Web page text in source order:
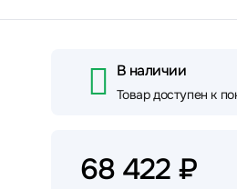
В наличии
Товар доступен к
68 422 ₽